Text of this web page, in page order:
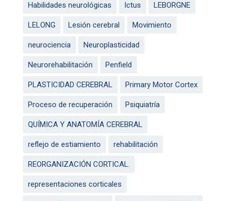
Habilidades neurológicas Ictus LEBORGNE
LELONG Lesión cerebral Movimiento
neurociencia Neuroplasticidad
Neurorehabilitación Penfield
PLASTICIDAD CEREBRAL Primary Motor Cortex
Proceso de recuperación Psiquiatría
QUÍMICA Y ANATOMÍA CEREBRAL
reflejo de estiamiento rehabilitación
REORGANIZACIÓN CORTICAL.
representaciones corticales